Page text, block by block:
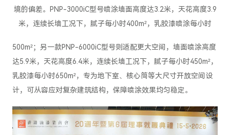
境的偏差。PNP-3000iC型号喷涂墙面高度达3.2米，天花高度3.9
米，连续长墙工况下，腻子每小时400m²，乳胶漆喷涂每小时
500m²；另一款PNP-6000iC型号则适配更大空间，墙面喷涂高度
达5.9米，天花高度6.4米，连续长墙工况下，腻子每小时450m²，
乳胶漆每小时650m²，专为地下室、核心筒等大尺寸开放空间设
计，可从容应对复杂建筑结构，保障喷涂效果均匀稳定。